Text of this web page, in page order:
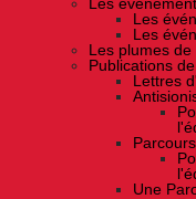
Les
Les
Les plumes de
Publications
Lettres
Une